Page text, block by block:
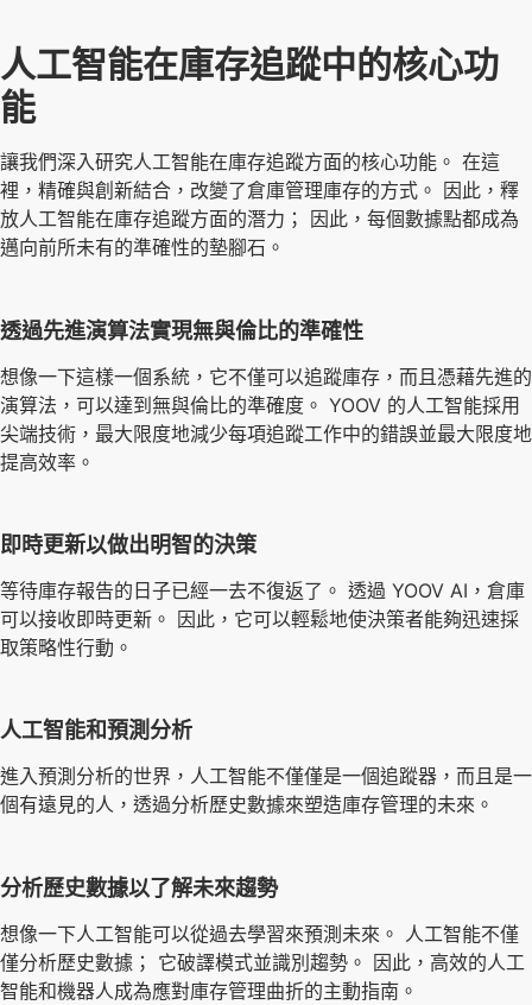
人工智能在庫存追蹤中的核心功
能
讓我們深入研究人工智能在庫存追蹤方面的核心功能。 在這
裡，精確與創新結合，改變了倉庫管理庫存的方式。 因此，釋
放人工智能在庫存追蹤方面的潛力； 因此，每個數據點都成為
邁向前所未有的準確性的墊腳石。
透過先進演算法實現無與倫比的準確性
想像一下這樣一個系統，它不僅可以追蹤庫存，而且憑藉先進的
演算法，可以達到無與倫比的準確度。 YOOV 的人工智能採用
尖端技術，最大限度地減少每項追蹤工作中的錯誤並最大限度地
提高效率。
即時更新以做出明智的決策
等待庫存報告的日子已經一去不復返了。 透過 YOOV AI，倉庫
可以接收即時更新。 因此，它可以輕鬆地使決策者能夠迅速採
取策略性行動。
人工智能和預測分析
進入預測分析的世界，人工智能不僅僅是一個追蹤器，而且是一
個有遠見的人，透過分析歷史數據來塑造庫存管理的未來。
分析歷史數據以了解未來趨勢
想像一下人工智能可以從過去學習來預測未來。 人工智能不僅
僅分析歷史數據； 它破譯模式並識別趨勢。 因此，高效的人工
智能和機器人成為應對庫存管理曲折的主動指南。